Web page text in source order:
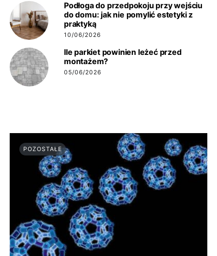
Podłoga do przedpokoju przy wejściu
do domu: jak nie pomylić estetyki z
praktyką
10/06/2026
Ile parkiet powinien leżeć przed
montażem?
05/06/2026
POZOSTAŁE